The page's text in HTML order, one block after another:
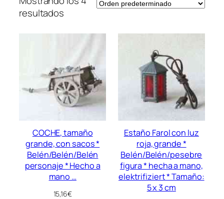
resultados
COCHE, tamaño
grande, con sacos *
Belén/Belén/Belén
personaje * Hecho a
mano …
15,16€
Estaño Farol con luz
roja, grande *
Belén/Belén/pesebre
figura * hecha a mano,
elektrifiziert * Tamaño:
5 x 3 cm